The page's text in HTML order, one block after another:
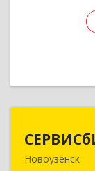
Новоузенск
413 360,